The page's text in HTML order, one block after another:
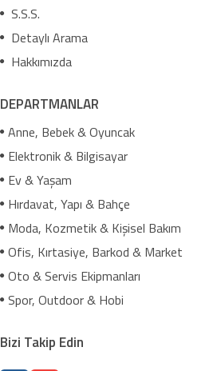
S.S.S.
Detaylı Arama
Hakkımızda
DEPARTMANLAR
Anne, Bebek & Oyuncak
Elektronik & Bilgisayar
Ev & Yaşam
Hırdavat, Yapı & Bahçe
Moda, Kozmetik & Kişisel Bakım
Ofis, Kırtasiye, Barkod & Market
Oto & Servis Ekipmanları
Spor, Outdoor & Hobi
Bizi Takip Edin